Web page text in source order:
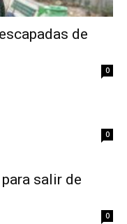
de
0
0
salir de
0